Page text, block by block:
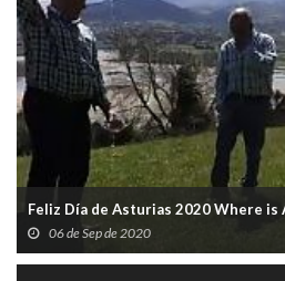
Feliz Día de Asturias 2020 Where is
06 de Sep de 2020